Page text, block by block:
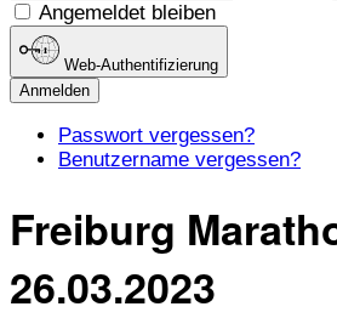
Angemeldet bleiben
Web-Authentifizierung
Anmelden
Passwort vergessen?
Benutzername vergessen?
Freiburg
26.03.2023